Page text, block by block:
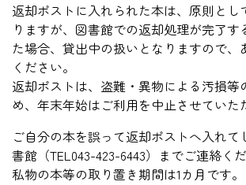
返却ポストに入れられた本は、原則とし
りますが、図書館での返却処理が完了す
た場合、貸出中の扱いとなりますので、
ください。
返却ポストは、盗難・異物による汚損等
め、年末年始はご利用を中止させていた
ご自分の本を誤って返却ポストへ入れて
書館（TEL043-423-6443）までご連絡くだ
私物の本等の取り置き期間は1カ月です。